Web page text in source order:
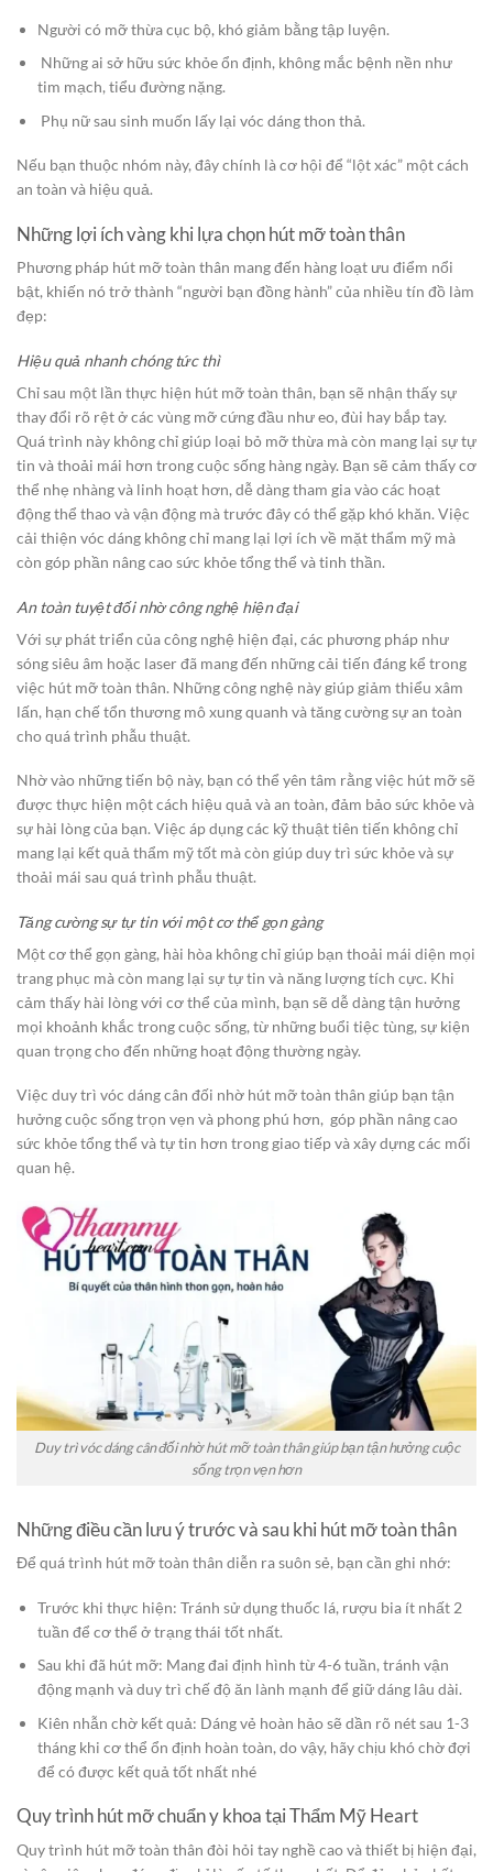
Người có mỡ thừa cục bộ, khó giảm bằng tập luyện.
Những ai sở hữu sức khỏe ổn định, không mắc bệnh nền như
tim mạch, tiểu đường nặng.
Phụ nữ sau sinh muốn lấy lại vóc dáng thon thả.
Nếu bạn thuộc nhóm này, đây chính là cơ hội để “lột xác” một cách
an toàn và hiệu quả.
Những lợi ích vàng khi lựa chọn hút mỡ toàn thân
Phương pháp hút mỡ toàn thân mang đến hàng loạt ưu điểm nổi
bật, khiến nó trở thành “người bạn đồng hành” của nhiều tín đồ làm
đẹp:
Hiệu quả nhanh chóng tức thì
Chỉ sau một lần thực hiện hút mỡ toàn thân, bạn sẽ nhận thấy sự
thay đổi rõ rệt ở các vùng mỡ cứng đầu như eo, đùi hay bắp tay.
Quá trình này không chỉ giúp loại bỏ mỡ thừa mà còn mang lại sự tự
tin và thoải mái hơn trong cuộc sống hàng ngày. Bạn sẽ cảm thấy cơ
thể nhẹ nhàng và linh hoạt hơn, dễ dàng tham gia vào các hoạt
động thể thao và vận động mà trước đây có thể gặp khó khăn. Việc
cải thiện vóc dáng không chỉ mang lại lợi ích về mặt thẩm mỹ mà
còn góp phần nâng cao sức khỏe tổng thể và tinh thần.
An toàn tuyệt đối nhờ công nghệ hiện đại
Với sự phát triển của công nghệ hiện đại, các phương pháp như
sóng siêu âm hoặc laser đã mang đến những cải tiến đáng kể trong
việc hút mỡ toàn thân. Những công nghệ này giúp giảm thiểu xâm
lấn, hạn chế tổn thương mô xung quanh và tăng cường sự an toàn
cho quá trình phẫu thuật.
Nhờ vào những tiến bộ này, bạn có thể yên tâm rằng việc hút mỡ sẽ
được thực hiện một cách hiệu quả và an toàn, đảm bảo sức khỏe và
sự hài lòng của bạn. Việc áp dụng các kỹ thuật tiên tiến không chỉ
mang lại kết quả thẩm mỹ tốt mà còn giúp duy trì sức khỏe và sự
thoải mái sau quá trình phẫu thuật.
Tăng cường sự tự tin với một cơ thể gọn gàng
Một cơ thể gọn gàng, hài hòa không chỉ giúp bạn thoải mái diện mọi
trang phục mà còn mang lại sự tự tin và năng lượng tích cực. Khi
cảm thấy hài lòng với cơ thể của mình, bạn sẽ dễ dàng tận hưởng
mọi khoảnh khắc trong cuộc sống, từ những buổi tiệc tùng, sự kiện
quan trọng cho đến những hoạt động thường ngày.
Việc duy trì vóc dáng cân đối nhờ hút mỡ toàn thân giúp bạn tận
hưởng cuộc sống trọn vẹn và phong phú hơn, góp phần nâng cao
sức khỏe tổng thể và tự tin hơn trong giao tiếp và xây dựng các mối
quan hệ.
Duy trì vóc dáng cân đối nhờ hút mỡ toàn thân giúp bạn tận hưởng cuộc
sống trọn vẹn hơn
Những điều cần lưu ý trước và sau khi hút mỡ toàn thân
Để quá trình hút mỡ toàn thân diễn ra suôn sẻ, bạn cần ghi nhớ:
Trước khi thực hiện: Tránh sử dụng thuốc lá, rượu bia ít nhất 2
tuần để cơ thể ở trạng thái tốt nhất.
Sau khi đã hút mỡ: Mang đai định hình từ 4-6 tuần, tránh vận
động mạnh và duy trì chế độ ăn lành mạnh để giữ dáng lâu dài.
Kiên nhẫn chờ kết quả: Dáng vẻ hoàn hảo sẽ dần rõ nét sau 1-3
tháng khi cơ thể ổn định hoàn toàn, do vậy, hãy chịu khó chờ đợi
để có được kết quả tốt nhất nhé
Quy trình hút mỡ chuẩn y khoa tại Thẩm Mỹ Heart
Quy trình hút mỡ toàn thân đòi hỏi tay nghề cao và thiết bị hiện đại,